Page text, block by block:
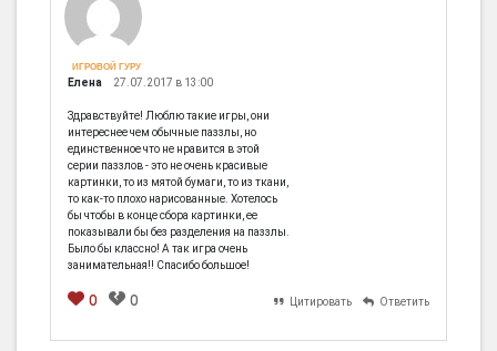
ИГРОВОЙ ГУРУ
Елена 27.07.2017 в 13:00
Здравствуйте! Люблю такие игры, они
интереснее чем обычные паззлы, но
единственное что не нравится в этой
серии паззлов - это не очень красивые
картинки, то из мятой бумаги, то из ткани,
то как-то плохо нарисованные. Хотелось
бы чтобы в конце сбора картинки, ее
показывали бы без разделения на паззлы.
Было бы классно! А так игра очень
занимательная!! Спасибо большое!
0 0 Цитировать Ответить